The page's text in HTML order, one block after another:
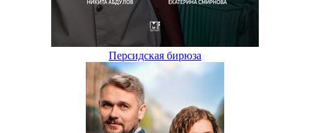
Персидская бирюза